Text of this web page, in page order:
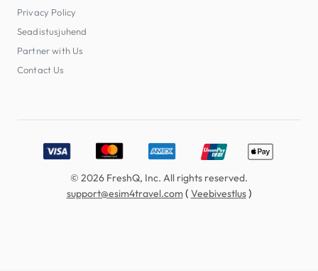
Privacy Policy
Seadistusjuhend
Partner with Us
Contact Us
Accepted payment methods: Visa, MasterCard, American
© 2026 FreshQ, Inc. All rights reserved.
support@esim4travel.com( Veebivestlus)